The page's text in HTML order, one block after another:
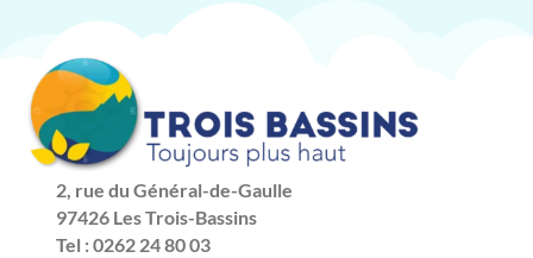
2, rue du Général-de-Gaulle
97426 Les Trois-Bassins
Tel : 0262 24 80 03